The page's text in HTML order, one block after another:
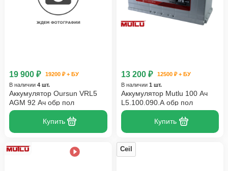
19 900 ₽
19200 ₽ + БУ
В наличии 4 шт.
Аккумулятор Oursun VRL5
AGM 92 Ач обр пол
Купить
13 200 ₽
12500 ₽ + БУ
В наличии 1 шт.
Аккумулятор Mutlu 100 Ач
L5.100.090.A обр пол
Купить
Ceil